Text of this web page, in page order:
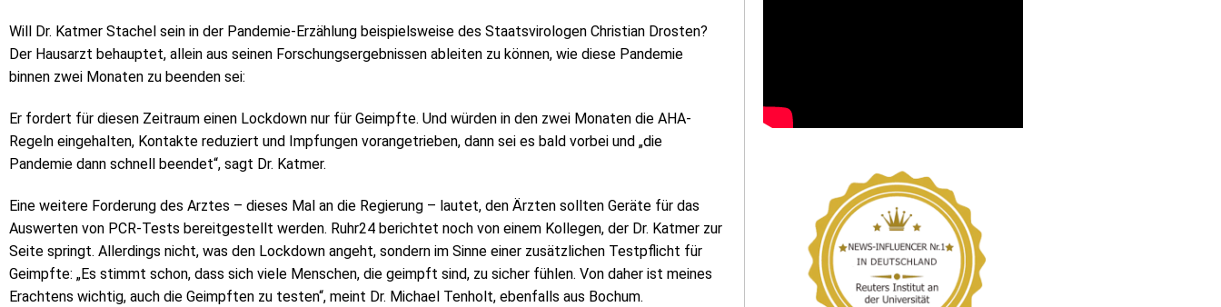
Will Dr. Katmer Stachel sein in der Pandemie-Erzählung beispielsweise des Staatsvirologen Christian Drosten?
Der Hausarzt behauptet, allein aus seinen Forschungsergebnissen ableiten zu können, wie diese Pandemie
binnen zwei Monaten zu beenden sei:
Er fordert für diesen Zeitraum einen Lockdown nur für Geimpfte. Und würden in den zwei Monaten die AHA-
Regeln eingehalten, Kontakte reduziert und Impfungen vorangetrieben, dann sei es bald vorbei und „die
Pandemie dann schnell beendet“, sagt Dr. Katmer.
Eine weitere Forderung des Arztes – dieses Mal an die Regierung – lautet, den Ärzten sollten Geräte für das
Auswerten von PCR-Tests bereitgestellt werden. Ruhr24 berichtet noch von einem Kollegen, der Dr. Katmer zur
Seite springt. Allerdings nicht, was den Lockdown angeht, sondern im Sinne einer zusätzlichen Testpflicht für
Geimpfte: „Es stimmt schon, dass sich viele Menschen, die geimpft sind, zu sicher fühlen. Von daher ist meines
Erachtens wichtig, auch die Geimpften zu testen“, meint Dr. Michael Tenholt, ebenfalls aus Bochum.